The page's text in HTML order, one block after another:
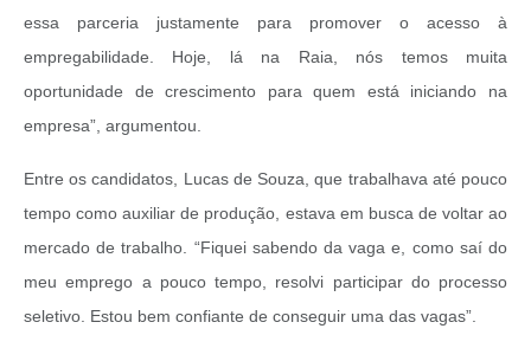
essa parceria justamente para promover o acesso à
empregabilidade. Hoje, lá na Raia, nós temos muita
oportunidade de crescimento para quem está iniciando na
empresa”, argumentou.
Entre os candidatos, Lucas de Souza, que trabalhava até pouco
tempo como auxiliar de produção, estava em busca de voltar ao
mercado de trabalho. “Fiquei sabendo da vaga e, como saí do
meu emprego a pouco tempo, resolvi participar do processo
seletivo. Estou bem confiante de conseguir uma das vagas”.